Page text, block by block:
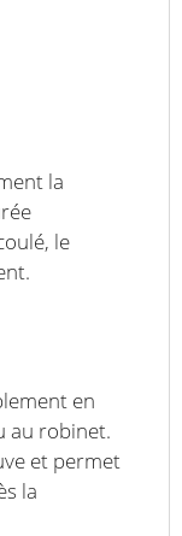
la
le
en
au robinet.
et permet
la